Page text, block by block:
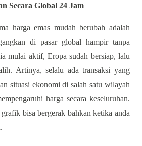
Secara Global 24 Jam
harga emas mudah berubah adalah
di pasar global hampir tanpa
mulai aktif, Eropa sudah bersiap, lalu
Artinya, selalu ada transaksi yang
situasi ekonomi di salah satu wilayah
harga secara keseluruhan.
bisa bergerak bahkan ketika anda